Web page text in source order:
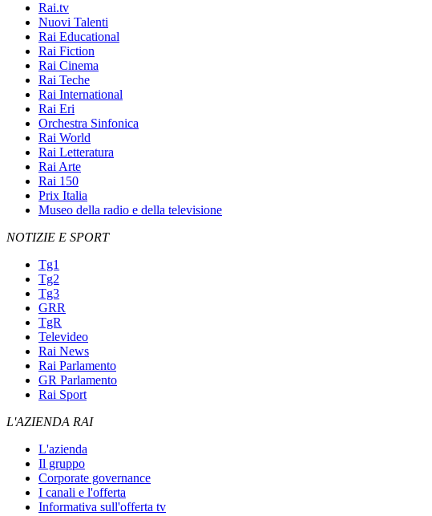
Rai.tv
Nuovi Talenti
Rai Educational
Rai Fiction
Rai Cinema
Rai Teche
Rai International
Rai Eri
Orchestra Sinfonica
Rai World
Rai Letteratura
Rai Arte
Rai 150
Prix Italia
Museo della radio e della televisione
NOTIZIE E SPORT
Tg1
Tg2
Tg3
GRR
TgR
Televideo
Rai News
Rai Parlamento
GR Parlamento
Rai Sport
L'AZIENDA RAI
L'azienda
Il gruppo
Corporate governance
I canali e l'offerta
Informativa sull'offerta tv